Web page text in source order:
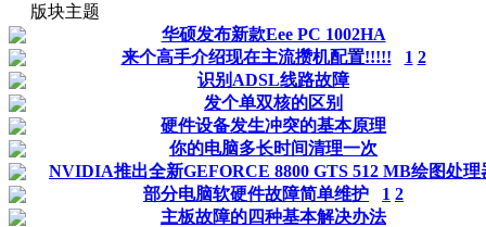
版块主题
华硕发布新款Eee PC 1002HA
来个高手介绍现在主流攒机配置!!!!!
1 2
识别ADSL线路故障
发个单双核的区别
硬件设备发生冲突的基本原理
你的电脑多长时间清理一次
NVIDIA推出全新GEFORCE 8800 GTS 512 MB绘图处理
部分电脑软硬件故障简单维护
1 2
主板故障的四种基本解决办法